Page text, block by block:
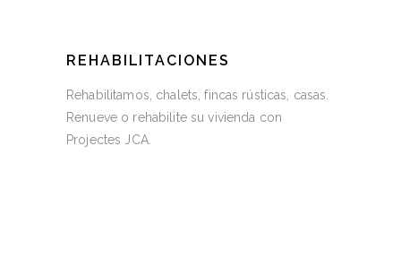
REHABILITACIONES
Rehabilitamos, chalets, fincas rústicas, casas.
Renueve o rehabilite su vivienda con
Projectes JCA.